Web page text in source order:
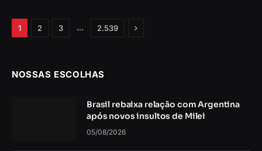
1 2 3 … 2.539 Próximo
NOSSAS ESCOLHAS
Brasil rebaixa relação com Argentina
após novos insultos de Milei
05/08/2026